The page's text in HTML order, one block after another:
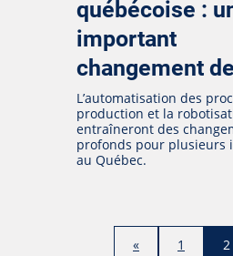
québécoise :
important
changement
L’automatisation des
production et la
entraîneront des
profonds pour plusieurs
au Québec.
« 1 2